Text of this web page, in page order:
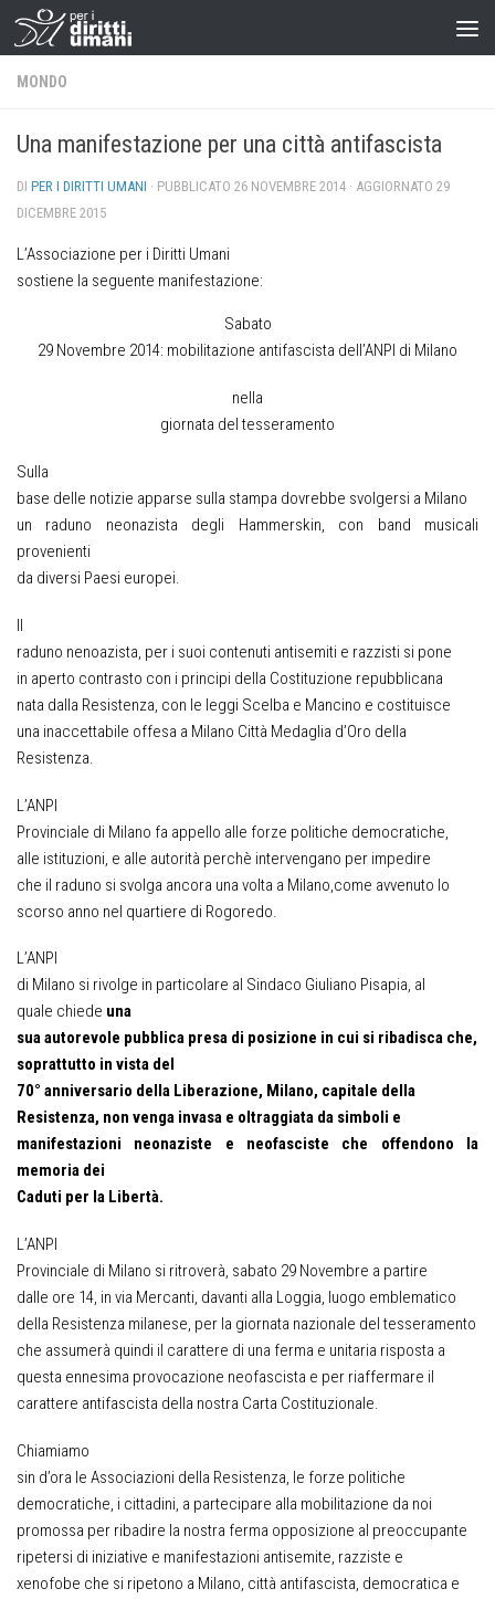
MONDO
Una manifestazione per una città antifascista
DI PER I DIRITTI UMANI · PUBBLICATO 26 NOVEMBRE 2014 · AGGIORNATO 29
DICEMBRE 2015
L’Associazione per i Diritti Umani
sostiene la seguente manifestazione:
Sabato
29 Novembre 2014: mobilitazione antifascista dell’ANPI di Milano
nella
giornata del tesseramento
Sulla
base delle notizie apparse sulla stampa dovrebbe svolgersi a Milano
un raduno neonazista degli Hammerskin, con band musicali
provenienti
da diversi Paesi europei.
Il
raduno nenoazista, per i suoi contenuti antisemiti e razzisti si pone
in aperto contrasto con i principi della Costituzione repubblicana
nata dalla Resistenza, con le leggi Scelba e Mancino e costituisce
una inaccettabile offesa a Milano Città Medaglia d’Oro della
Resistenza.
L’ANPI
Provinciale di Milano fa appello alle forze politiche democratiche,
alle istituzioni, e alle autorità perchè intervengano per impedire
che il raduno si svolga ancora una volta a Milano,come avvenuto lo
scorso anno nel quartiere di Rogoredo.
L’ANPI
di Milano si rivolge in particolare al Sindaco Giuliano Pisapia, al
quale chiede una
sua autorevole pubblica presa di posizione in cui si ribadisca che,
soprattutto in vista del
70° anniversario della Liberazione, Milano, capitale della
Resistenza, non venga invasa e oltraggiata da simboli e
manifestazioni neonaziste e neofasciste che offendono la
memoria dei
Caduti per la Libertà.
L’ANPI
Provinciale di Milano si ritroverà, sabato 29 Novembre a partire
dalle ore 14, in via Mercanti, davanti alla Loggia, luogo emblematico
della Resistenza milanese, per la giornata nazionale del tesseramento
che assumerà quindi il carattere di una ferma e unitaria risposta a
questa ennesima provocazione neofascista e per riaffermare il
carattere antifascista della nostra Carta Costituzionale.
Chiamiamo
sin d’ora le Associazioni della Resistenza, le forze politiche
democratiche, i cittadini, a partecipare alla mobilitazione da noi
promossa per ribadire la nostra ferma opposizione al preoccupante
ripetersi di iniziative e manifestazioni antisemite, razziste e
xenofobe che si ripetono a Milano, città antifascista, democratica e